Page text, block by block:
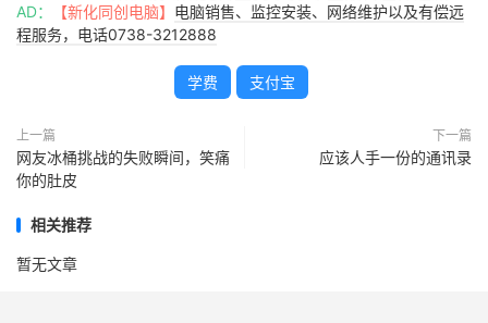
AD： 【新化同创电脑】 电脑销售、监控安装、网络维护以及有偿远
程服务，电话0738-3212888
学费 支付宝
上一篇
网友冰桶挑战的失败瞬间，笑痛
你的肚皮
下一篇
应该人手一份的通讯录
相关推荐
暂无文章